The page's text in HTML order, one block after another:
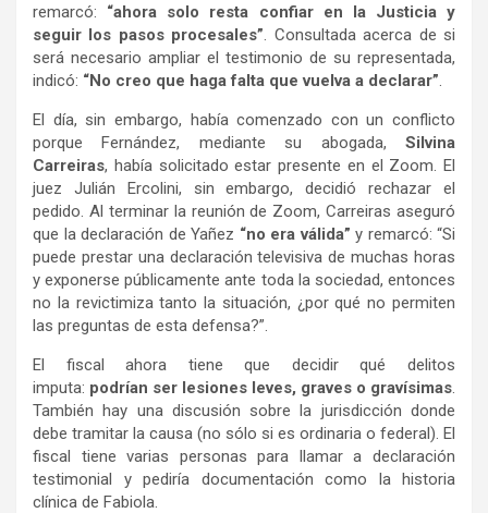
remarcó: “ahora solo resta confiar en la Justicia y
seguir los pasos procesales”. Consultada acerca de si
será necesario ampliar el testimonio de su representada,
indicó: “No creo que haga falta que vuelva a declarar”.
El día, sin embargo, había comenzado con un conflicto
porque Fernández, mediante su abogada, Silvina
Carreiras, había solicitado estar presente en el Zoom. El
juez Julián Ercolini, sin embargo, decidió rechazar el
pedido. Al terminar la reunión de Zoom, Carreiras aseguró
que la declaración de Yañez “no era válida” y remarcó: “Si
puede prestar una declaración televisiva de muchas horas
y exponerse públicamente ante toda la sociedad, entonces
no la revictimiza tanto la situación, ¿por qué no permiten
las preguntas de esta defensa?”.
El fiscal ahora tiene que decidir qué delitos
imputa: podrían ser lesiones leves, graves o gravísimas.
También hay una discusión sobre la jurisdicción donde
debe tramitar la causa (no sólo si es ordinaria o federal). El
fiscal tiene varias personas para llamar a declaración
testimonial y pediría documentación como la historia
clínica de Fabiola.